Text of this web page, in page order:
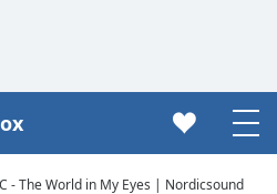
- The World in My Eyes | Nordicsound